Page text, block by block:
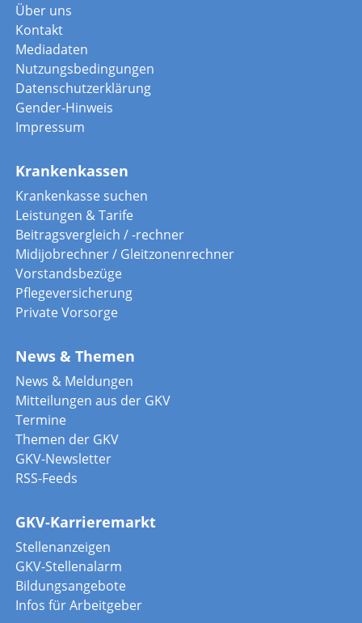
Über uns
Kontakt
Mediadaten
Nutzungsbedingungen
Datenschutzerklärung
Gender-Hinweis
Impressum
Krankenkassen
Krankenkasse suchen
Leistungen & Tarife
Beitragsvergleich / -rechner
Midijobrechner / Gleitzonenrechner
Vorstandsbezüge
Pflegeversicherung
Private Vorsorge
News & Themen
News & Meldungen
Mitteilungen aus der GKV
Termine
Themen der GKV
GKV-Newsletter
RSS-Feeds
GKV-Karrieremarkt
Stellenanzeigen
GKV-Stellenalarm
Bildungsangebote
Infos für Arbeitgeber